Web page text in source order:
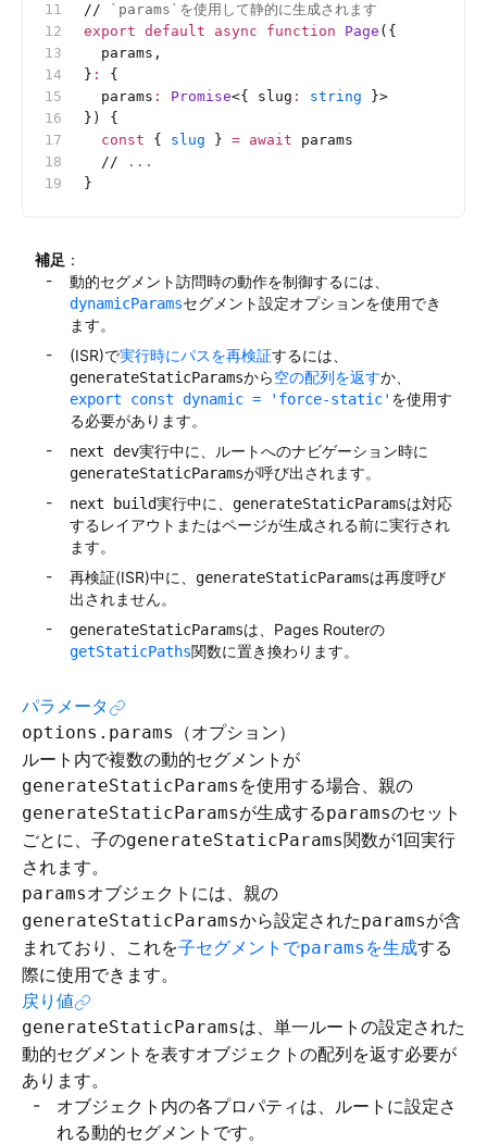
// `params`を使用して静的に生成されます
export default async function Page ({
  params,
} :
{
  params
: Promise<{ slug : string }>
}) {
  const
{ slug } = await params
  //
...
}
補足 ：
動的セグメント訪問時の動作を制御するには、
dynamicParamsセグメント設定オプションを使用でき
ます。
(ISR)で実行時にパスを再検証するには、
generateStaticParamsから空の配列を返すか、
export const dynamic = 'force-static' を使用す
る必要があります。
next dev実行中に、ルートへのナビゲーション時に
generateStaticParamsが呼び出されます。
next build実行中に、 generateStaticParamsは対応
するレイアウトまたはページが生成される前に実行され
ます。
再検証(ISR)中に、 generateStaticParamsは再度呼び
出されません。
generateStaticParamsは、Pages Routerの
getStaticPaths関数に置き換わります。
パラメータ
options.params
（オプション）
ルート内で複数の動的セグメントが
generateStaticParams を使用する場合、親の
generateStaticParamsが生成するparamsのセット
ごとに、子のgenerateStaticParams関数が1回実行
されます。
paramsオブジェクトには、親の
generateStaticParamsから設定されたparamsが含
まれており、これを子セグメントでparams を生成する
際に使用できます。
戻り値
generateStaticParamsは、単一ルートの設定された
動的セグメントを表すオブジェクトの配列を返す必要が
あります。
オブジェクト内の各プロパティは、ルートに設定さ
れる動的セグメントです。